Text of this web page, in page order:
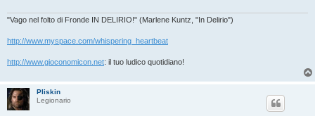
i
"Vago nel folto di Fronde IN DELIRIO!" (Marlene Kuntz, "In Delirio")
http://www.myspace.com/whispering_heartbeat
http://www.gioconomicon.net: il tuo ludico quotidiano!
Pliskin
Legionario